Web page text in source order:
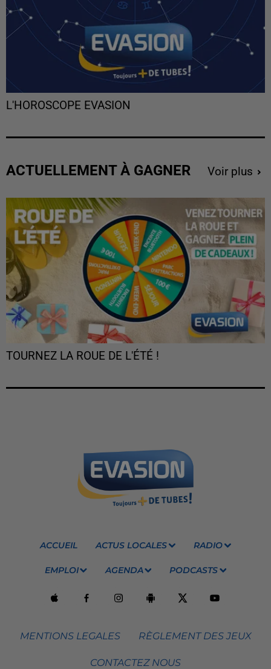
L'HOROSCOPE EVASION
ACTUELLEMENT À GAGNER Voir plus
TOURNEZ LA ROUE DE L'ÉTÉ !
ACCUEIL ACTUS LOCALES RADIO
EMPLOI AGENDA PODCASTS
MENTIONS LEGALES RÈGLEMENT DES JEUX
CONTACTEZ NOUS